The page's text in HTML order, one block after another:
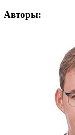
Авторы: